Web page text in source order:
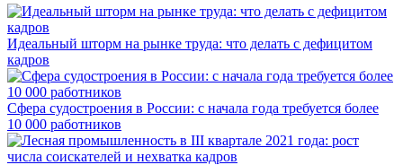
Идеальный шторм на рынке труда: что делать с дефицитом
кадров
Сфера судостроения в России: с начала года требуется более
10 000 работников